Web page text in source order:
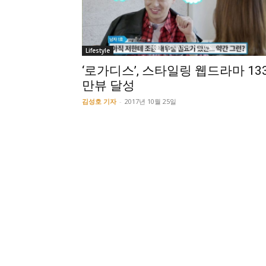
Lifestyle
‘로가디스’, 스타일링 웹드라마
만뷰 달성
김성호 기자 - 2017년 10월 25일